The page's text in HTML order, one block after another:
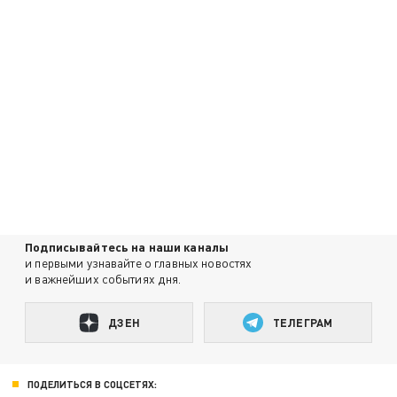
Подписывайтесь на наши каналы
и первыми узнавайте о главных новостях
и важнейших событиях дня.
ДЗЕН ТЕЛЕГРАМ
ПОДЕЛИТЬСЯ В СОЦСЕТЯХ: